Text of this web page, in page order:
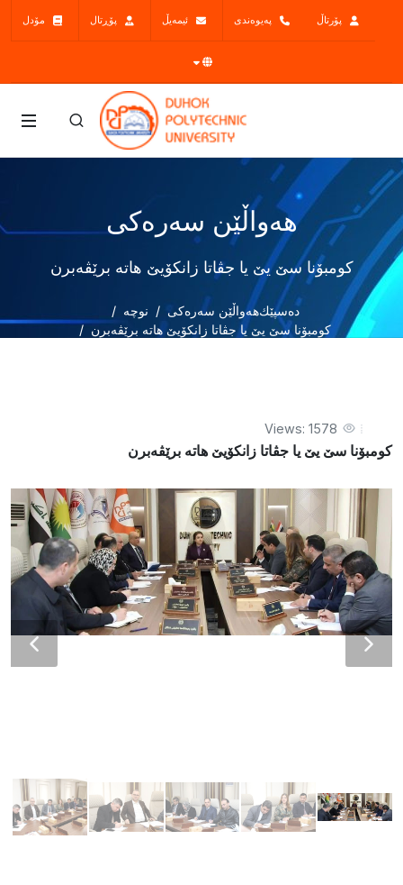
پۆرتاڵ پەیوەندی ئیمەیڵ پۆڕتال مۆدل
هەواڵێن سەرەکی
کومبۆنا سێ یێ یا جڤاتا زانکۆیێ هاتە برێڤەبرن
دەسپێكهەواڵێن سەرەکی
نوچە
کومبۆنا سێ یێ یا جڤاتا زانکۆیێ هاتە برێڤەبرن
Views: 1578
کومبۆنا سێ یێ یا جڤاتا زانکۆیێ هاتە برێڤەبرن